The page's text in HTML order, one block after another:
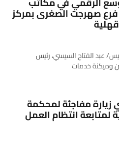
فرع صهرجت الصغرى بمركز
عبد الفتاح السيسي، رئيس
وميكنة خدمات
زيارة مفاجئة لمحكمة
لمتابعة انتظام العمل